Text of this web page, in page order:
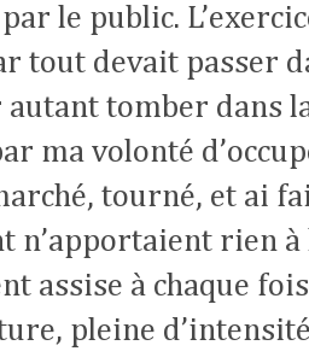
le public.
tout devait passer
autant tomber dans
ma volonté
tourné, et ai
n’apportaient rien à
assise à chaque
pleine